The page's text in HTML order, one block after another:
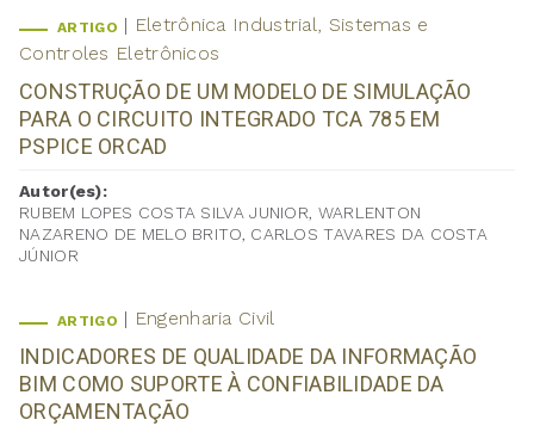
ARTIGO
Eletrônica Industrial, Sistemas e
Controles Eletrônicos
CONSTRUÇÃO DE UM MODELO DE SIMULAÇÃO
PARA O CIRCUITO INTEGRADO TCA 785 EM
PSPICE ORCAD
Autor(es):
RUBEM LOPES COSTA SILVA JUNIOR, WARLENTON
NAZARENO DE MELO BRITO, CARLOS TAVARES DA COSTA
JÚNIOR
ARTIGO Engenharia Civil
INDICADORES DE QUALIDADE DA INFORMAÇÃO
BIM COMO SUPORTE À CONFIABILIDADE DA
ORÇAMENTAÇÃO